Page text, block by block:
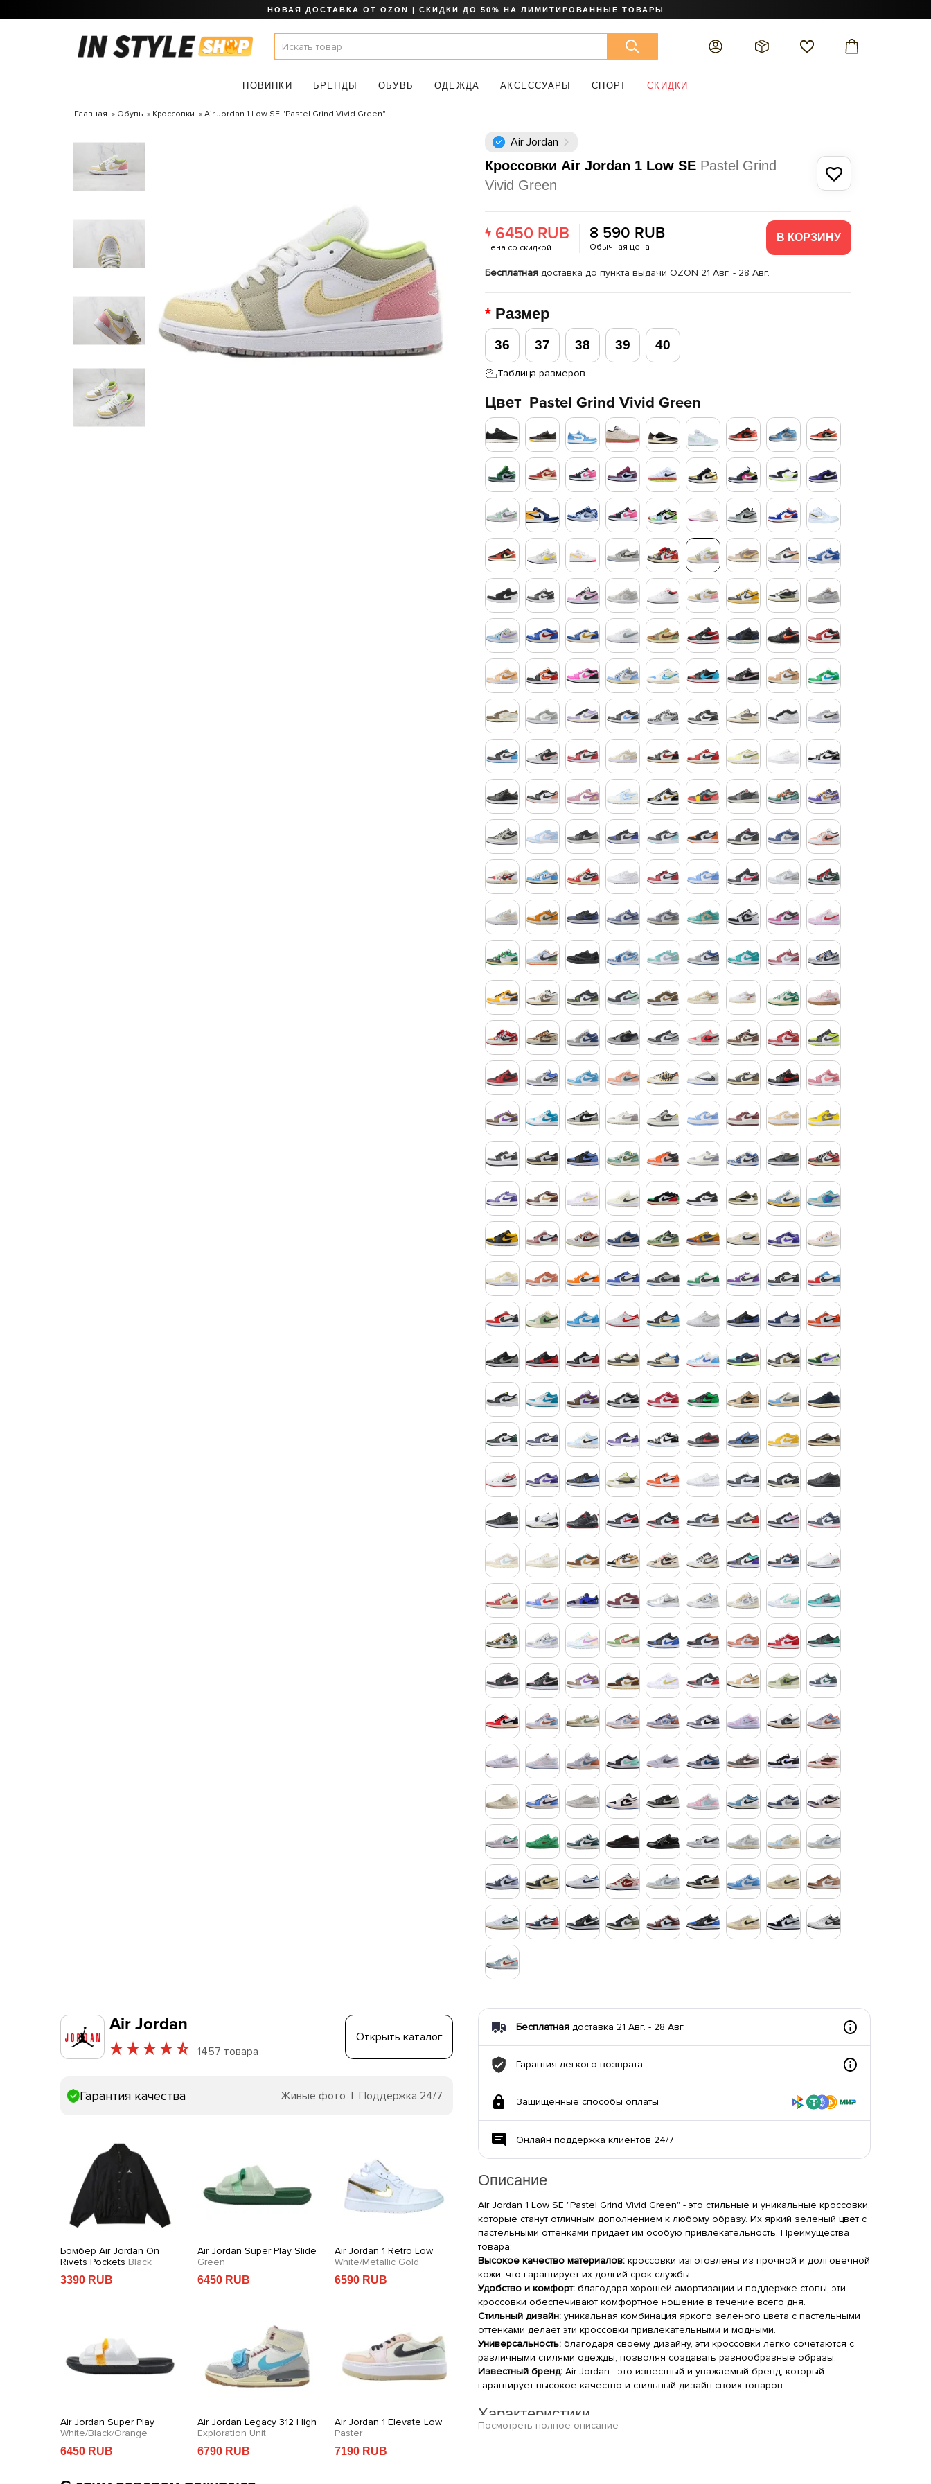
НОВАЯ ДОСТАВКА ОТ OZON | СКИДКИ ДО 50% НА ЛИМИТИРОВАННЫЕ ТОВАРЫ
НОВИНКИ БРЕНДЫ ОБУВЬ ОДЕЖДА АКСЕССУАРЫ СПОРТ СКИДКИ
Главная Обувь Кроссовки Air Jordan 1 Low SE "Pastel Grind Vivid Green"
Air Jordan
Кроссовки Air Jordan 1 Low SE Pastel Grind
Vivid Green
6450 RUB
Цена со скидкой
8 590 RUB
Обычная цена
Бесплатная доставка до пункта выдачи OZON 21 Авг. - 28 Авг.
В КОРЗИНУ
Размер
36 37 38 39 40
Таблица размеров
Цвет Pastel Grind Vivid Green
Air Jordan
1457 товара
Открыть каталог
Гарантия качества Живые фото | Поддержка 24/7
Бомбер Air Jordan On
Rivets Pockets Black
3390 RUB
Air Jordan Super Play
White/Black/Orange
6450 RUB
Air Jordan Super Play Slide
Green
6450 RUB
Air Jordan Legacy 312 High
Exploration Unit
6790 RUB
Air Jordan 1 Retro Low
White/Metallic Gold
6590 RUB
Air Jordan 1 Elevate Low
Paster
7190 RUB
Air Jordan Tatum 1
School
7850 RUB
Футболка Air Jordan
Basketball Ball
BasketballWhite
2590 RUB
Свитшот Air Jordan Jump
Player AirBlack
Бесплатная доставка 21 Авг. - 28 Авг.
Гарантия легкого возврата
Защищенные способы оплаты
Онлайн поддержка клиентов 24/7
Описание
Air Jordan 1 Low SE "Pastel Grind Vivid Green" - это стильные и уникальные кроссовки,
которые станут отличным дополнением к любому образу. Их яркий зеленый цвет с
пастельными оттенками придает им особую привлекательность. Преимущества
товара:
Высокое качество материалов: кроссовки изготовлены из прочной и долговечной
кожи, что гарантирует их долгий срок службы.
Удобство и комфорт: благодаря хорошей амортизации и поддержке стопы, эти
кроссовки обеспечивают комфортное ношение в течение всего дня.
Стильный дизайн: уникальная комбинация яркого зеленого цвета с пастельными
оттенками делает эти кроссовки привлекательными и модными.
Универсальность: благодаря своему дизайну, эти кроссовки легко сочетаются с
различными стилями одежды, позволяя создавать разнообразные образы.
Известный бренд: Air Jordan - это известный и уважаемый бренд, который
гарантирует высокое качество и стильный дизайн своих товаров.
Характеристики
Посмотреть полное описание